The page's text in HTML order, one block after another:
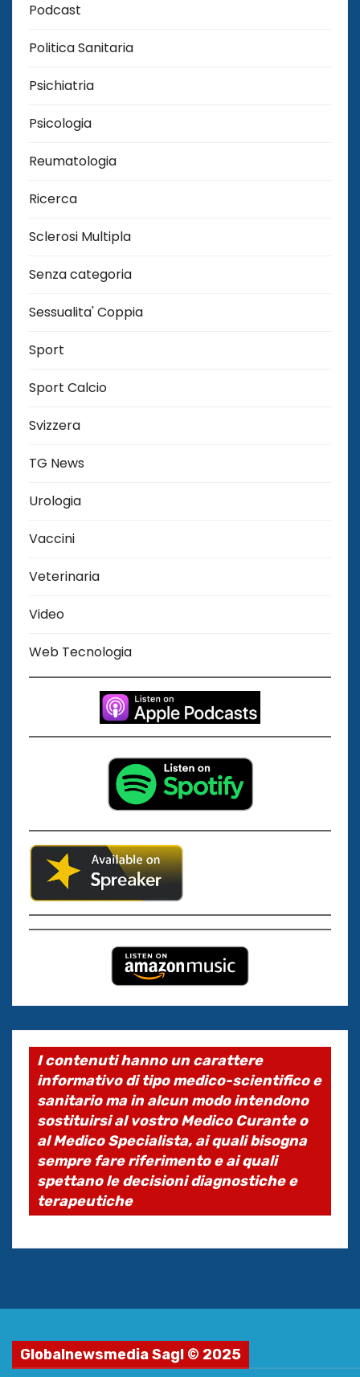
Podcast
Politica Sanitaria
Psichiatria
Psicologia
Reumatologia
Ricerca
Sclerosi Multipla
Senza categoria
Sessualita' Coppia
Sport
Sport Calcio
Svizzera
TG News
Urologia
Vaccini
Veterinaria
Video
Web Tecnologia
I contenuti hanno un carattere
informativo di tipo medico-scientifico e
sanitario ma in alcun modo intendono
sostituirsi al vostro Medico Curante o
al Medico Specialista, ai quali bisogna
sempre fare riferimento e ai quali
spettano le decisioni diagnostiche e
terapeutiche
Globalnewsmedia Sagl © 2025